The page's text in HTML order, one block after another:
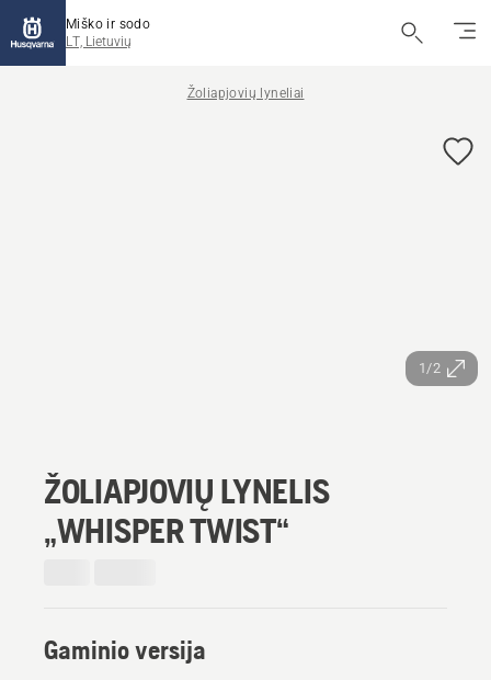
Miško ir sodo
LT, Lietuvių
Žoliapjovių lyneliai
1/2
ŽOLIAPJOVIŲ LYNELIS
„WHISPER TWIST“
Gaminio versija